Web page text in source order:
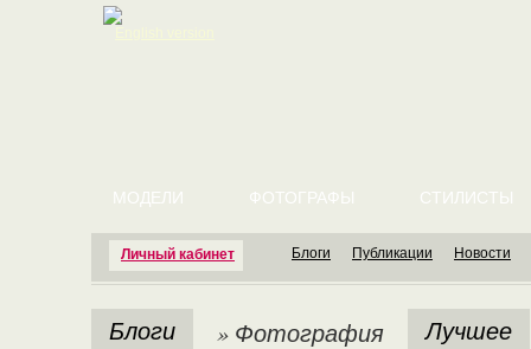
Личный кабинет
МОДЕЛИ ФОТОГРАФЫ СТИЛИСТЫ
Блоги Публикации Новости
Блоги » Фотография Лучшее